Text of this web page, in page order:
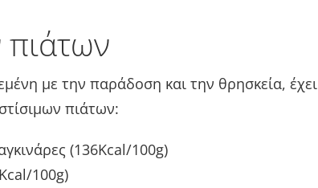
πιάτων
με την παράδοση και την θρησκεία, έχει
πιάτων:
(136Kcal/100g)
100g)